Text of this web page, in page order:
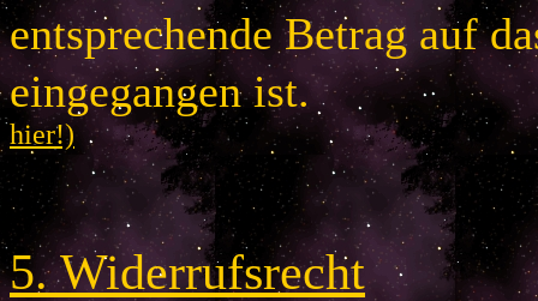
entsprechende Betrag auf
eingegangen
hier!)
5.Widerrufsrecht